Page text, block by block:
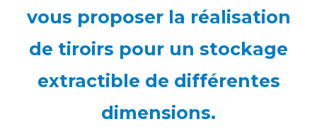
vous proposer la réalisation
de tiroirs pour un stockage
extractible de différentes
dimensions.